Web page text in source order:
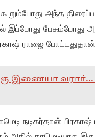
கூறும்போது அந்த
பேசும்போது
ராஜை
இணையா
நடிகர்தான் பிரகாஷ்